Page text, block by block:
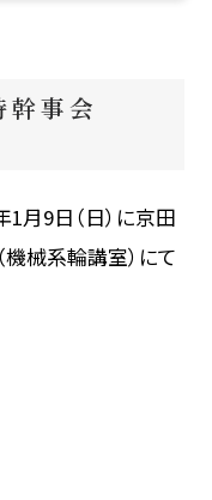
幹事会
月9日（日）に京田
械系輪講室）にて